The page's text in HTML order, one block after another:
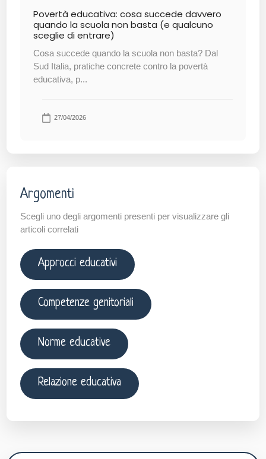
Povertà educativa: cosa succede davvero
quando la scuola non basta (e qualcuno
sceglie di entrare)
Cosa succede quando la scuola non basta? Dal
Sud Italia, pratiche concrete contro la povertà
educativa, p...
27/04/2026
Argomenti
Scegli uno degli argomenti presenti per visualizzare gli
articoli correlati
Approcci educativi
Competenze genitoriali
Norme educative
Relazione educativa